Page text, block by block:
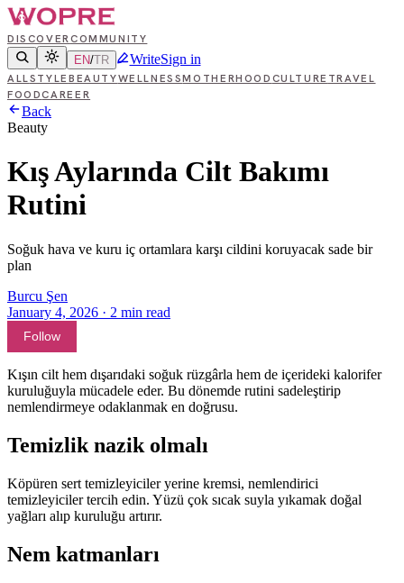
DISCOVERCOMMUNITY
EN/TR WriteSign in
ALLSTYLE BEAUTYWELLNESSMOTHERHOOD CULTURE TRAVEL
FOODCAREER
Back
Beauty
Kış Aylarında Cilt Bakımı
Rutini
Soğuk hava ve kuru iç ortamlara karşı cildini koruyacak sade bir
plan
Burcu Şen
January 4, 2026 · 2 min read
Follow
Kışın cilt hem dışarıdaki soğuk rüzgârla hem de içerideki kalorifer
kuruluğuyla mücadele eder. Bu dönemde rutini sadeleştirip
nemlendirmeye odaklanmak en doğrusu.
Temizlik nazik olmalı
Köpüren sert temizleyiciler yerine kremsi, nemlendirici
temizleyiciler tercih edin. Yüzü çok sıcak suyla yıkamak doğal
yağları alıp kuruluğu artırır.
Nem katmanları